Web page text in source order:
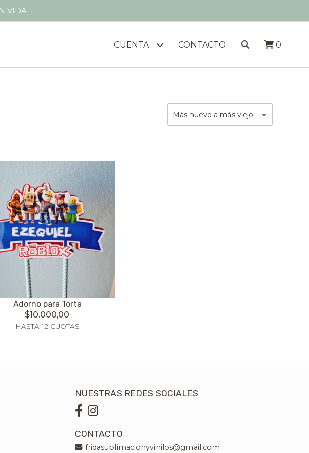
VIDA
CUENTA CONTACTO 0
Adorno para Torta
$10.000,00
HASTA 12 CUOTAS
NUESTRAS REDES SOCIALES
CONTACTO
fridasublimacionyvinilos@gmail.com